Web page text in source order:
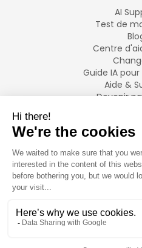
AI
Test de
Centre
Guide IA
Aide &
Devenir
2026Swiftask.